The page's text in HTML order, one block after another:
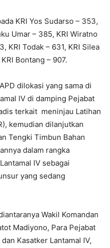
KRI Yos Sudarso – 353,
Umar – 385, KRI Wiratno
KRI Todak – 631, KRI Silea
Bontang – 907.
dilokasi yang sama di
IV di damping Pejabat
terkait meninjau Latihan
kemudian dilanjutkan
Tengki Timbun Bahan
dalam rangka
IV sebagai
yang sedang
Wakil Komandan
Madiyono, Para Pejabat
Kasatker Lantamal IV,